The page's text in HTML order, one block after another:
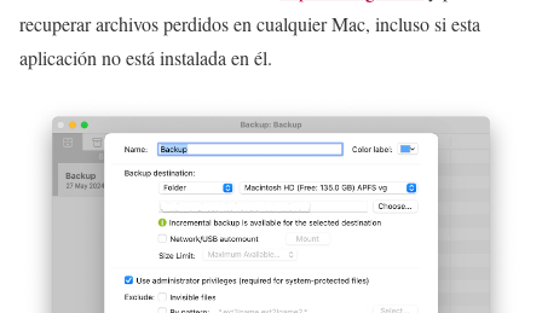
recuperar archivos perdidos en cualquier Mac, incluso si esta
aplicación no está instalada en él.